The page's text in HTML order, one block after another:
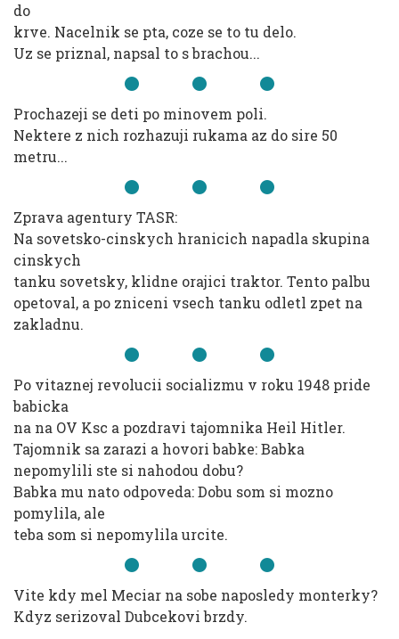
do
krve. Nacelnik se pta, coze se to tu delo.
Uz se priznal, napsal to s brachou...
Prochazeji se deti po minovem poli.
Nektere z nich rozhazuji rukama az do sire 50
metru...
Zprava agentury TASR:
Na sovetsko-cinskych hranicich napadla skupina
cinskych
tanku sovetsky, klidne orajici traktor. Tento palbu
opetoval, a po zniceni vsech tanku odletl zpet na
zakladnu.
Po vitaznej revolucii socializmu v roku 1948 pride
babicka
na na OV Ksc a pozdravi tajomnika Heil Hitler.
Tajomnik sa zarazi a hovori babke: Babka
nepomylili ste si nahodou dobu?
Babka mu nato odpoveda: Dobu som si mozno
pomylila, ale
teba som si nepomylila urcite.
Vite kdy mel Meciar na sobe naposledy monterky?
Kdyz serizoval Dubcekovi brzdy.